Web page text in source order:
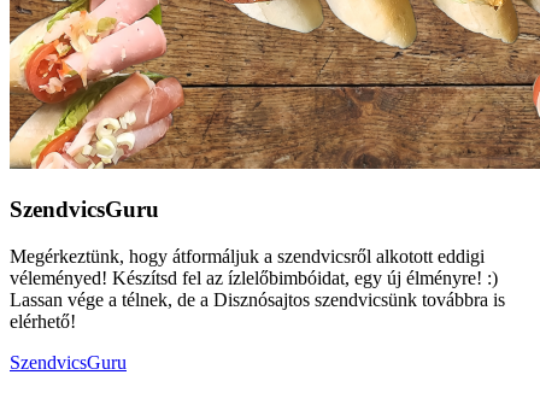
SzendvicsGuru
Megérkeztünk, hogy átformáljuk a szendvicsről alkotott eddigi
véleményed! Készítsd fel az ízlelőbimbóidat, egy új élményre! :)
Lassan vége a télnek, de a Disznósajtos szendvicsünk továbbra is
elérhető!
SzendvicsGuru